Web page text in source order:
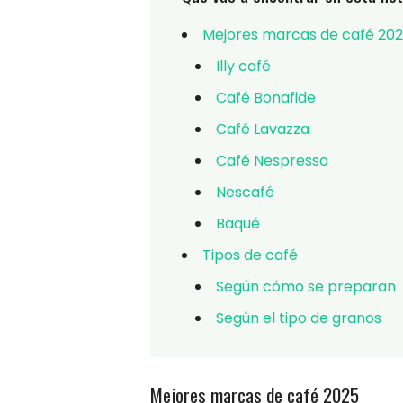
Mejores marcas de café
Illy café
Café Bonafide
Café Lavazza
Café Nespresso
Nescafé
Baqué
Tipos de café
Según cómo se preparan
Según el tipo de granos
Mejores marcas de café 2025